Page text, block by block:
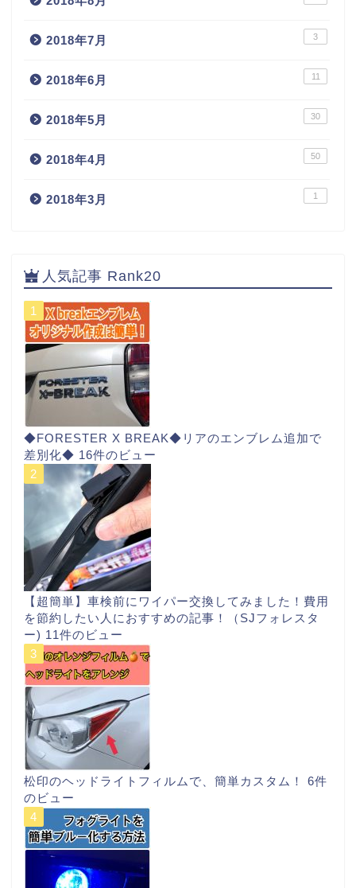
2018年7月 3
2018年6月 11
2018年5月 30
2018年4月 50
2018年3月 1
人気記事 Rank20
◆FORESTER X BREAK◆リアのエンブレム追加で
差別化◆ 16件のビュー
【超簡単】車検前にワイパー交換してみました！費用
を節約したい人におすすめの記事！（SJフォレスタ
ー) 11件のビュー
松印のヘッドライトフィルムで、簡単カスタム！ 6件
のビュー